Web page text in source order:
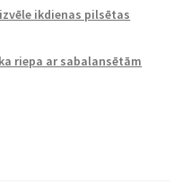
ikdienas pilsētas
riepa ar sabalansētām